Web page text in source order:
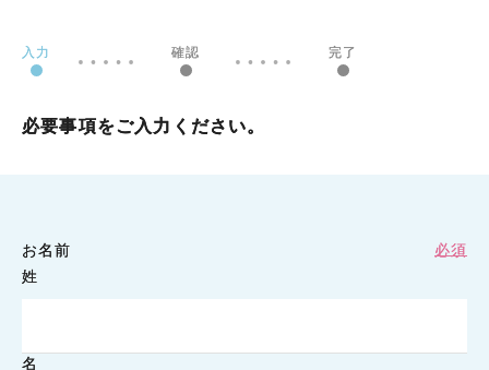
入力 確認 完了
必要事項をご入力ください。
お名前 必須